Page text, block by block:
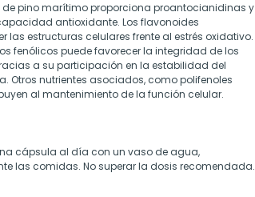
de pino marítimo proporciona proantocianidinas y
antioxidante. Los flavonoides
las estructuras celulares frente al estrés oxidativo.
fenólicos puede favorecer la integridad de los
a su participación en la estabilidad del
Otros nutrientes asociados, como polifenoles
al mantenimiento de la función celular.
cápsula al día con un vaso de agua,
las comidas. No superar la dosis recomendada.